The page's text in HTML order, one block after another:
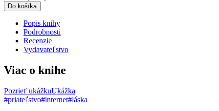
Do košíka
Popis knihy
Podrobnosti
Recenzie
Vydavateľstvo
Viac o knihe
Pozrieť ukážkuUkážka
#priateľstvo#internet#láska